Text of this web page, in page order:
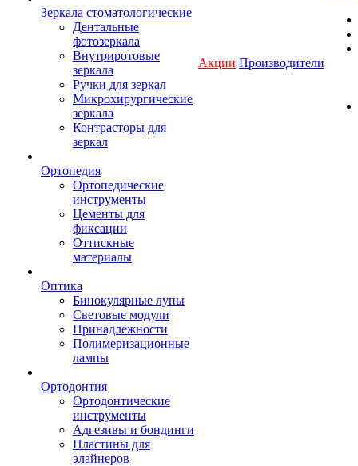
Зеркала стоматологические
Дентальные
фотозеркала
Внутриротовые
зеркала
Ручки для зеркал
Микрохирургические
зеркала
Контрасторы для
зеркал
Ортопедия
Ортопедические
инструменты
Цементы для
фиксации
Оттискные
материалы
Оптика
Бинокулярные лупы
Световые модули
Принадлежности
Полимеризационные
лампы
Ортодонтия
Ортодонтические
инструменты
Адгезивы и бондинги
Пластины для
элайнеров
Акции Производители